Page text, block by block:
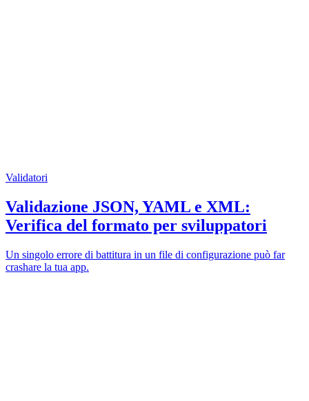
Validatori
Validazione JSON, YAML e XML:
Verifica del formato per sviluppatori
Un singolo errore di battitura in un file di configurazione può far
crashare la tua app.